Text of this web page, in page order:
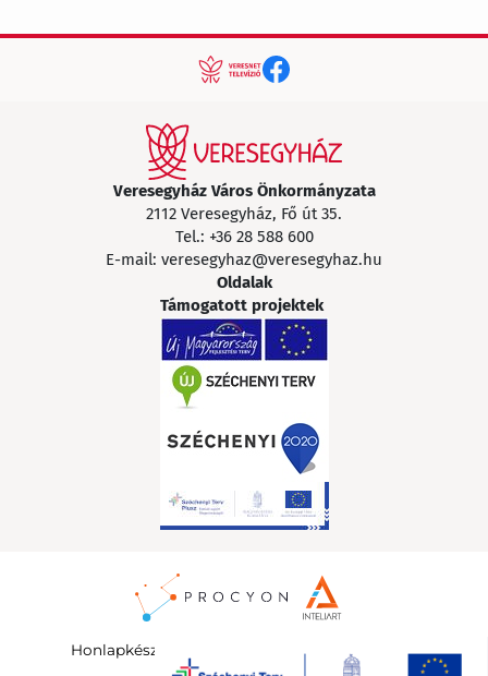
Veresegyház Város Önkormányzata
2112 Veresegyház, Fő út 35.
Tel.: +36 28 588 600
E-mail: veresegyhaz@veresegyhaz.hu
Oldalak
Támogatott projektek
Honlapkészítés InteliArt Online Marketing Kft.